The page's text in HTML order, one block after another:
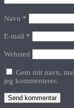
Navn *
E-mail *
Websted
Gem mit navn,
jeg kommenterer.